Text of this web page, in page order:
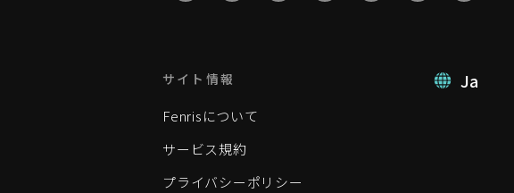
Ja
サイト情報
Fenrisについて
サービス規約
プライバシーポリシー